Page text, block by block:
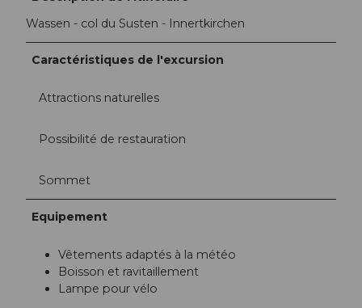
Wassen - col du Susten - Innertkirchen
Caractéristiques de l'excursion
Attractions naturelles
Possibilité de restauration
Sommet
Equipement
Vêtements adaptés à la météo
Boisson et ravitaillement
Lampe pour vélo